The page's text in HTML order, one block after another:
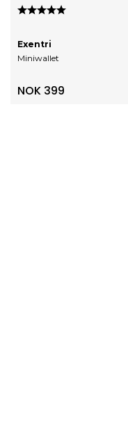
Miniwallet
Exentri
NOK 399
Karakter: